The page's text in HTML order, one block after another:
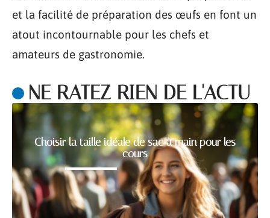
et la facilité de préparation des œufs en font un
atout incontournable pour les chefs et
amateurs de gastronomie.
NE RATEZ RIEN DE L'ACTU
Choisir la taille idéale de sac à main pour les
cours